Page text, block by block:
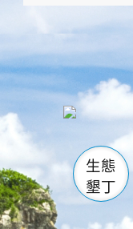
龜山
生態
墾丁